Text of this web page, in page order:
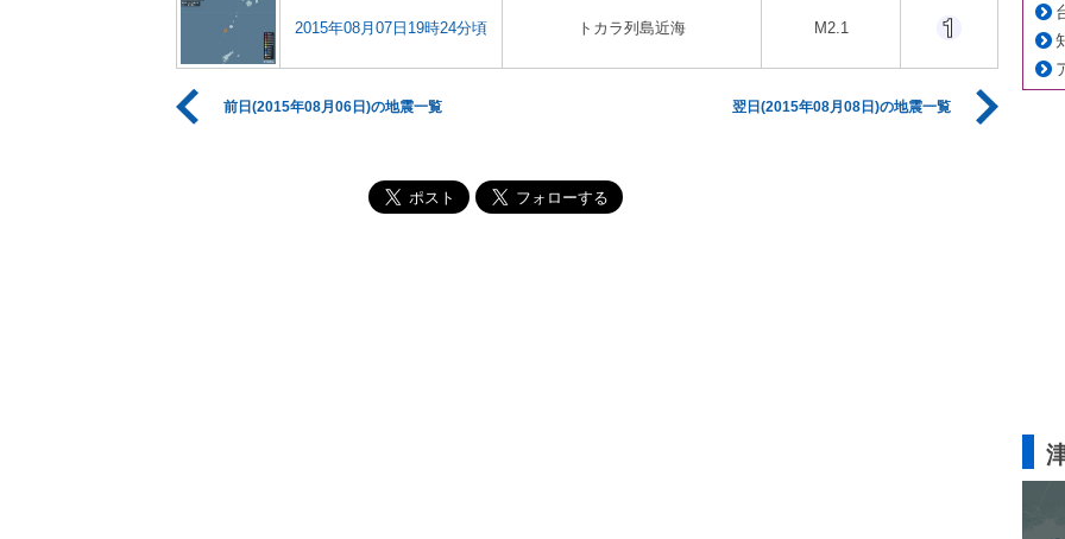
2015年08月07日19時24分頃 トカラ列島近海 M2.1
前日(2015年08月06日)の地震一覧 翌日(2015年08月08日)の地震一覧